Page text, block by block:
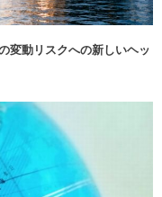
変動リスクへの新しいヘッ